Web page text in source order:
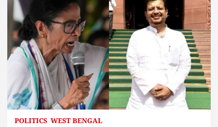
POLITICS WEST BENGAL